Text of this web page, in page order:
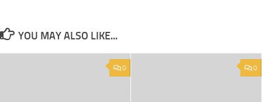
YOU MAY ALSO LIKE...
0 0